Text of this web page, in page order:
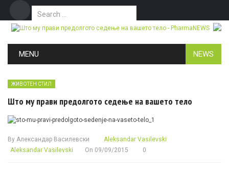
Search for:
MENU NEWS
ЖИВОТЕН СТИЛ
Што му прави предолгото седење на вашето тело
By Александар Василевски
Aleksandar Vasilevski
Aleksandar Vasilevski
On 09/09/2015 0